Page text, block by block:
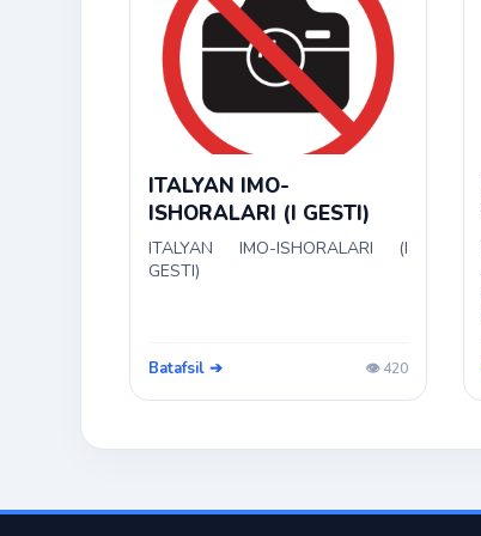
ITALYAN IMO-
ISHORALARI (I GESTI)
ITALYAN IMO-ISHORALARI (I
GESTI)
Batafsil ➔ 👁️ 420